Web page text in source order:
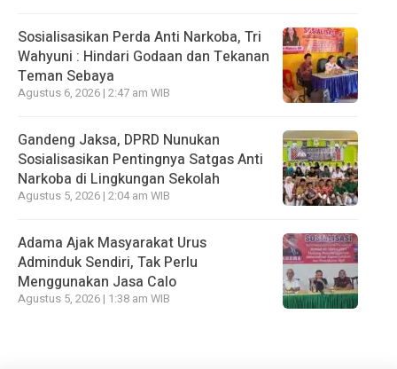
Sosialisasikan Perda Anti Narkoba, Tri
Wahyuni : Hindari Godaan dan Tekanan
Teman Sebaya
Agustus 6, 2026 | 2:47 am WIB
Gandeng Jaksa, DPRD Nunukan
Sosialisasikan Pentingnya Satgas Anti
Narkoba di Lingkungan Sekolah
Agustus 5, 2026 | 2:04 am WIB
Adama Ajak Masyarakat Urus
Adminduk Sendiri, Tak Perlu
Menggunakan Jasa Calo
Agustus 5, 2026 | 1:38 am WIB